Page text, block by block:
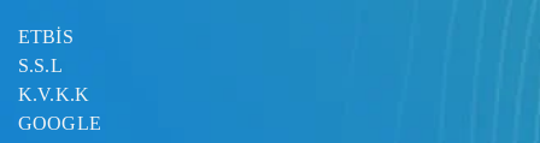
ETBİS
S.S.L
K.V.K.K
GOOGLE